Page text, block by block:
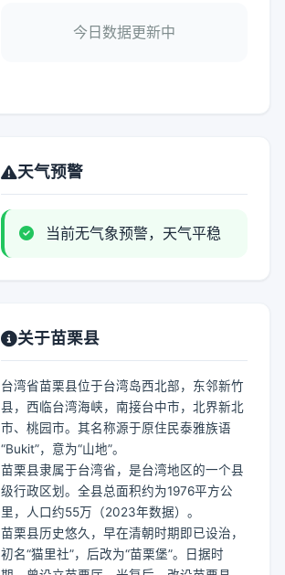
今日数据更新中
天气预警
当前无气象预警，天气平稳
关于苗栗县
台湾省苗栗县位于台湾岛西北部，东邻新竹
县，西临台湾海峡，南接台中市，北界新北
市、桃园市。其名称源于原住民泰雅族语
“Bukit”，意为“山地”。
苗栗县隶属于台湾省，是台湾地区的一个县
级行政区划。全县总面积约为1976平方公
里，人口约55万（2023年数据）。
苗栗县历史悠久，早在清朝时期即已设治，
初名“猫里社”，后改为“苗栗堡”。日据时